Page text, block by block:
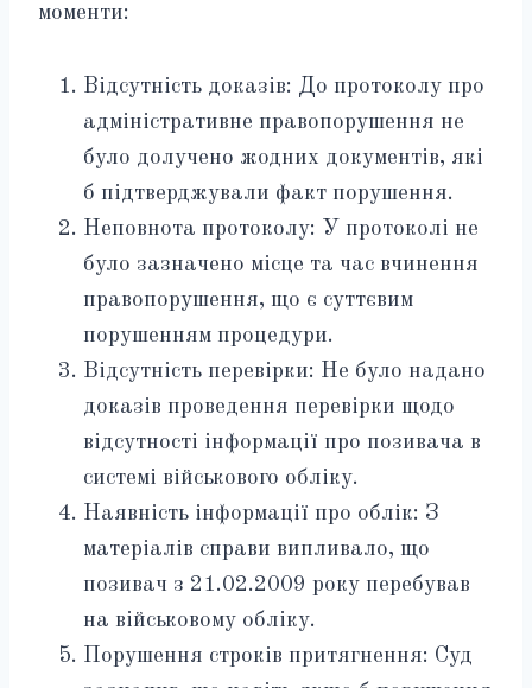
моменти:
Відсутність доказів: До протоколу про
адміністративне правопорушення не
було долучено жодних документів, які
б підтверджували факт порушення.
Неповнота протоколу: У протоколі не
було зазначено місце та час вчинення
правопорушення, що є суттєвим
порушенням процедури.
Відсутність перевірки: Не було надано
доказів проведення перевірки щодо
відсутності інформації про позивача в
системі військового обліку.
Наявність інформації про облік: З
матеріалів справи випливало, що
позивач з 21.02.2009 року перебував
на військовому обліку.
Порушення строків притягнення: Суд